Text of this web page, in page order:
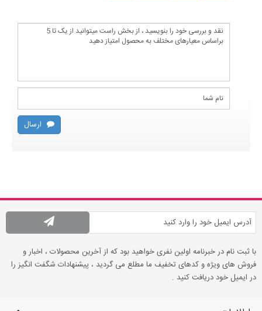
ارسال
با ثبت نام در خبرنامه اولین نفری خواهید بود که از آخرین محصولات ، اخبار و
فروش های ویژه و کدهای تخفیف ما مطلع می گردید ، پیشنهادات شگفت انگیز را
در ایمیل خود دریافت کنید .